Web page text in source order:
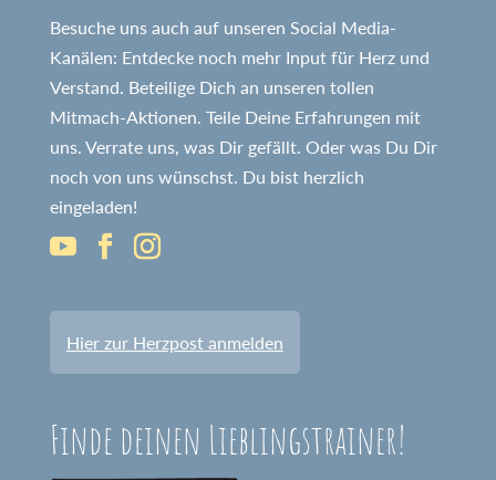
Besuche uns auch auf unseren Social Media-
Kanälen: Entdecke noch mehr Input für Herz und
Verstand. Beteilige Dich an unseren tollen
Mitmach-Aktionen. Teile Deine Erfahrungen mit
uns. Verrate uns, was Dir gefällt. Oder was Du Dir
noch von uns wünschst. Du bist herzlich
eingeladen!
Hier zur Herzpost anmelden
Finde deinen Lieblingstrainer!